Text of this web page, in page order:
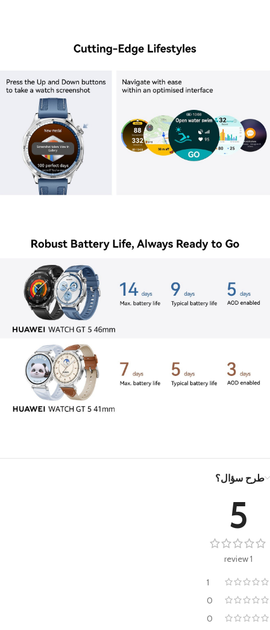
طرح سؤال؟
5
1 review
1
0
0